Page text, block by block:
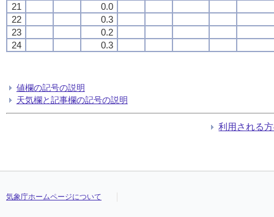
21
0.0
22
0.3
23
0.2
24
0.3
値欄の記号の説明
天気欄と記事欄の記号の説明
利用される
気象庁ホームページについて